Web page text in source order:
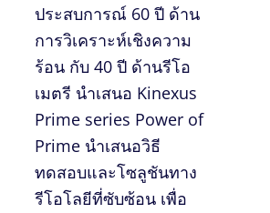
ประสบการณ์ 60 ปี ด้าน
การวิเคราะห์เชิงความ
ร้อน กับ 40 ปี ด้านรีโอ
เมตรี นำเสนอ Kinexus
Prime series Power of
Prime นำเสนอวิธี
ทดสอบและโซลูชันทาง
รีโอโลยีที่ซับซ้อน เพื่อ